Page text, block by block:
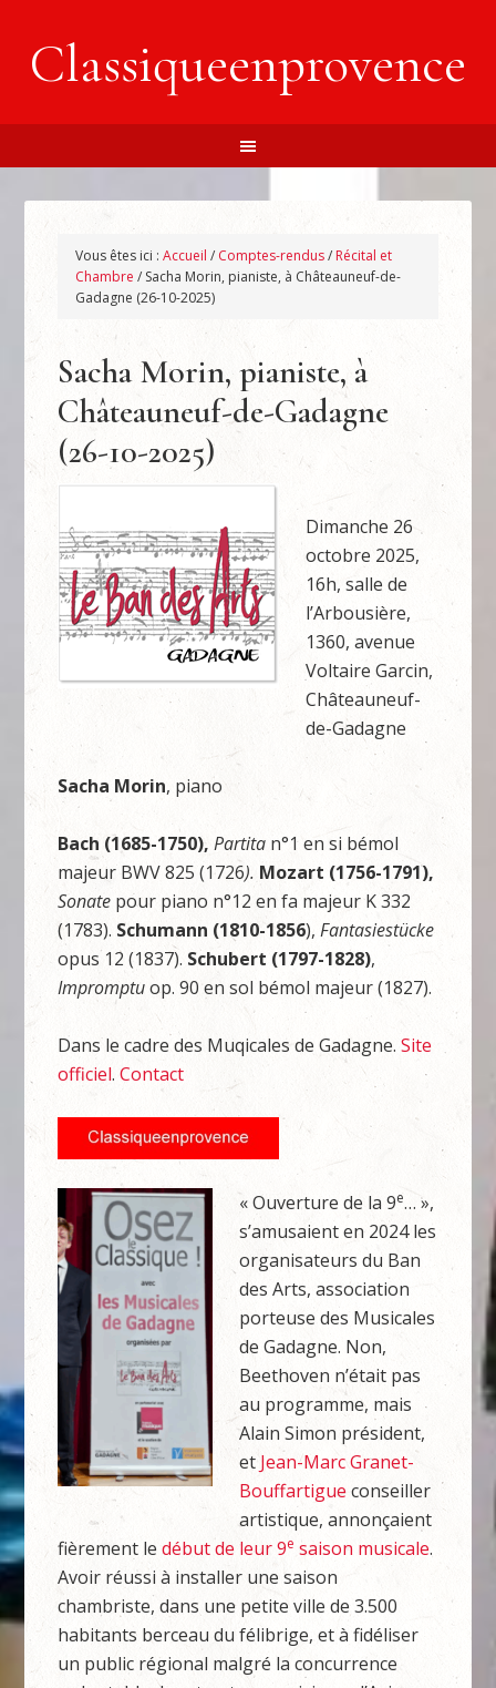
Classiqueenprovence
Vous êtes ici :Accueil / Comptes-rendus/ Récital et
Chambre / Sacha Morin, pianiste, à Châteauneuf-de-
Gadagne (26-10-2025)
Sacha Morin, pianiste, à
Châteauneuf-de-Gadagne
(26-10-2025)
Dimanche 26
octobre 2025,
16h, salle de
l’Arbousière,
1360, avenue
Voltaire Garcin,
Châteauneuf-
de-Gadagne
Sacha Morin, piano
Bach (1685-1750), Partita n°1 en si bémol
majeur BWV 825 (1726). Mozart (1756-1791),
Sonate pour piano n°12 en fa majeur K 332
(1783). Schumann (1810-1856),Fantasiestücke
opus 12 (1837). Schubert (1797-1828),
Impromptuop. 90 en sol bémol majeur (1827).
Dans le cadre des Muqicales de Gadagne.Site
officiel.Contact
« Ouverture de la 9e… »,
s’amusaient en 2024 les
organisateurs du Ban
des Arts, association
porteuse des Musicales
de Gadagne. Non,
Beethoven n’était pas
au programme, mais
Alain Simon président,
et Jean-Marc Granet-
Bouffartigueconseiller
artistique, annonçaient
fièrement le début de leur 9e saison musicale.
Avoir réussi à installer une saison
chambriste, dans une petite ville de 3.500
habitants berceau du félibrige, et à fidéliser
un public régional malgré la concurrence